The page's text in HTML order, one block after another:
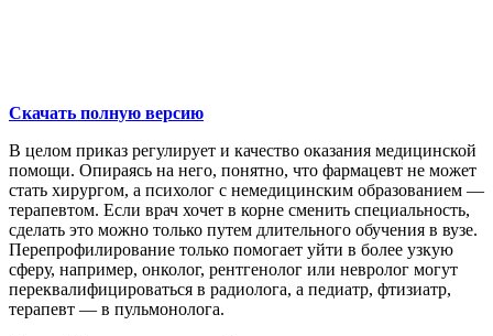
Скачать полную версию
В целом приказ регулирует и качество оказания медицинской
помощи. Опираясь на него, понятно, что фармацевт не может
стать хирургом, а психолог с немедицинским образованием —
терапевтом. Если врач хочет в корне сменить специальность,
сделать это можно только путем длительного обучения в вузе.
Перепрофилирование только помогает уйти в более узкую
сферу, например, онколог, рентгенолог или невролог могут
переквалифицироваться в радиолога, а педиатр, фтизиатр,
терапевт — в пульмонолога.